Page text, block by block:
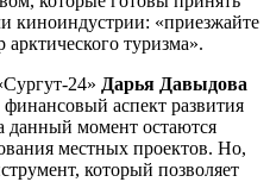
киноиндустрии: «приезжайте
туризма».
24» Дарья Давыдова
аспект развития
данный момент остаются
местных проектов. Но,
который позволяет